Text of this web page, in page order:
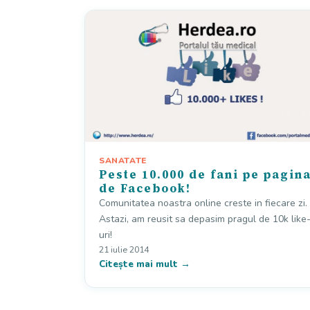
SANATATE
Peste 10.000 de fani pe
de Facebook!
Comunitatea noastra online creste in fiecare zi.
Astazi, am reusit sa depasim pragul de 10k like-
uri!
21 iulie 2014
Citește mai mult →